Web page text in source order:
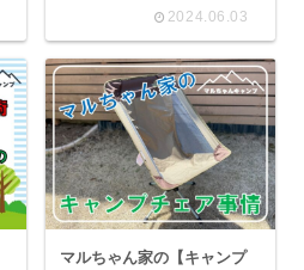
2024.06.03
マルちゃん家の【キャンプ